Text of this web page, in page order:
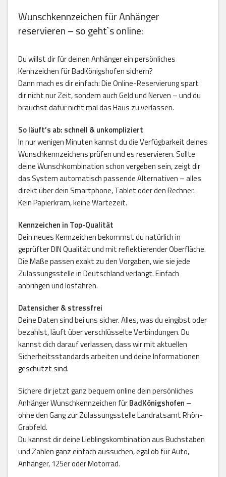
Wunschkennzeichen für Anhänger
reservieren – so geht`s online:
Du willst dir für deinen Anhänger ein persönliches
Kennzeichen für BadKönigshofen sichern?
Dann mach es dir einfach: Die Online-Reservierung spart
dir nicht nur Zeit, sondern auch Geld und Nerven – und du
brauchst dafür nicht mal das Haus zu verlassen.
So läuft’s ab: schnell & unkompliziert
In nur wenigen Minuten kannst du die Verfügbarkeit deines
Wunschkennzeichens prüfen und es reservieren. Sollte
deine Wunschkombination schon vergeben sein, zeigt dir
das System automatisch passende Alternativen – alles
direkt über dein Smartphone, Tablet oder den Rechner.
Kein Papierkram, keine Wartezeit.
Kennzeichen in Top-Qualität
Dein neues Kennzeichen bekommst du natürlich in
geprüfter DIN Qualität und mit reflektierender Oberfläche.
Die Maße passen exakt zu den Vorgaben, wie sie jede
Zulassungsstelle in Deutschland verlangt. Einfach
anbringen und losfahren.
Datensicher & stressfrei
Deine Daten sind bei uns sicher. Alles, was du eingibst oder
bezahlst, läuft über verschlüsselte Verbindungen. Du
kannst dich darauf verlassen, dass wir mit aktuellen
Sicherheitsstandards arbeiten und deine Informationen
geschützt sind.
Sichere dir jetzt ganz bequem online dein persönliches
Anhänger Wunschkennzeichen fürBadKönigshofen –
ohne den Gang zur Zulassungsstelle Landratsamt Rhön-
Grabfeld.
Du kannst dir deine Lieblingskombination aus Buchstaben
und Zahlen ganz einfach aussuchen, egal ob für Auto,
Anhänger, 125er oder Motorrad.